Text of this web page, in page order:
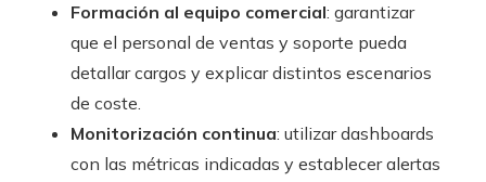
Formación al equipo comercial: garantizar
que el personal de ventas y soporte pueda
detallar cargos y explicar distintos escenarios
de coste.
Monitorización continua: utilizar dashboards
con las métricas indicadas y establecer alertas